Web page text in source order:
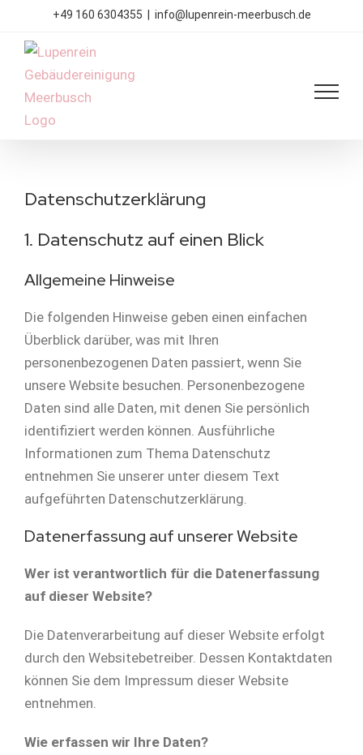
springen
+49 160 6304355 info@lupenrein-meerbusch.de
Datenschutzerklärung
1. Datenschutz auf einen Blick
Allgemeine Hinweise
Die folgenden Hinweise geben einen einfachen
Überblick darüber, was mit Ihren
personenbezogenen Daten passiert, wenn Sie
unsere Website besuchen. Personenbezogene
Daten sind alle Daten, mit denen Sie persönlich
identifiziert werden können. Ausführliche
Informationen zum Thema Datenschutz
entnehmen Sie unserer unter diesem Text
aufgeführten Datenschutzerklärung.
Datenerfassung auf unserer Website
Wer ist verantwortlich für die Datenerfassung
auf dieser Website?
Die Datenverarbeitung auf dieser Website erfolgt
durch den Websitebetreiber. Dessen Kontaktdaten
können Sie dem Impressum dieser Website
entnehmen.
Wie erfassen wir Ihre Daten?